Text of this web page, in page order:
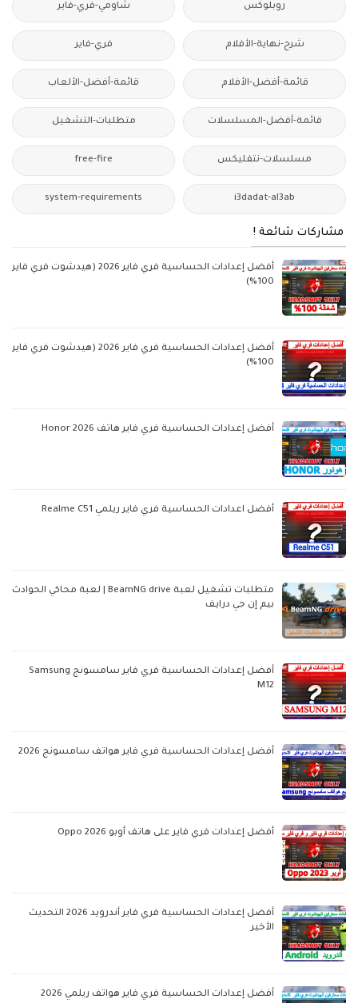
روبلوكس شاومي-فري-فاير
شرح-نهاية-الأفلام فري-فاير
قائمة-أفضل-الأفلام قائمة-أفضل-الألعاب
قائمة-أفضل-المسلسلات متطلبات-التشغيل
مسلسلات-نتفليكس free-fire
i3dadat-al3ab
system-requirements
مشاركات شائعة !
أفضل إعدادات الحساسية فري فاير 2026 (هيدشوت فري فاير
100%)
أفضل إعدادات الحساسية فري فاير 2026 (هيدشوت فري فاير
100%)
أفضل إعدادات الحساسية فري فاير هاتف Honor 2026
أفضل اعدادات الحساسية فري فاير ريلمي Realme C51
متطلبات تشغيل لعبة BeamNG drive | لعبة محاكي الحوادث
بيم إن جي درايف
أفضل إعدادات الحساسية فري فاير سامسونج Samsung
M12
أفضل إعدادات الحساسية فري فاير هواتف سامسونج 2026
أفضل إعدادات فري فاير على هاتف أوبو Oppo 2026
أفضل إعدادات الحساسية فري فاير أندرويد 2026 التحديث
الأخير
أفضل إعدادات الحساسية فري فاير هواتف ريلمي 2026